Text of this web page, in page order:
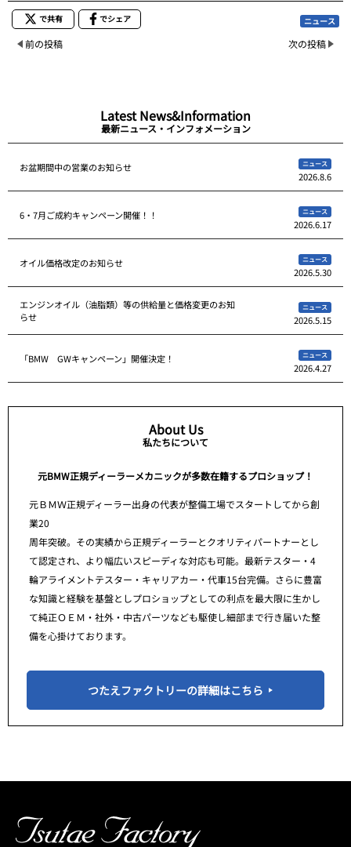
で共有 でシェア ニュース
前の投稿 次の投稿
Latest News&Information
最新ニュース・インフォメーション
お盆期間中の営業のお知らせ ニュース
2026.8.6
6・7月ご成約キャンペーン開催！！ ニュース
2026.6.17
オイル価格改定のお知らせ ニュース
2026.5.30
エンジンオイル（油脂類）等の供給量と価格変更のお知
らせ
ニュース
2026.5.15
「BMW GWキャンペーン」開催決定！ ニュース
2026.4.27
About Us
私たちについて
元BMW正規ディーラーメカニックが多数在籍するプロショップ！
元ＢＭＷ正規ディーラー出身の代表が整備工場でスタートしてから創
業20
周年突破。その実績から正規ディーラーとクオリティパートナーとし
て認定され、より幅広いスピーディな対応も可能。最新テスター・4
輪アライメントテスター・キャリアカー・代車15台完備。さらに豊富
な知識と経験を基盤としプロショップとしての利点を最大限に生かし
て純正ＯＥＭ・社外・中古パーツなども駆使し細部まで行き届いた整
備を心掛けております。
つたえファクトリーの詳細はこちら